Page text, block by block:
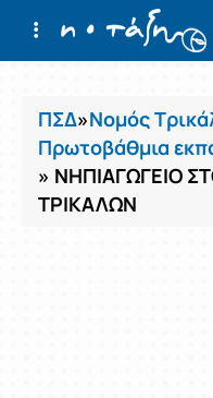
Μαθήματα
ΠΣΔ»Νομός
Πρωτοβάθμια
» ΝΗΠΙΑΓΩΓΕΙΟ
ΤΡΙΚΑΛΩΝ